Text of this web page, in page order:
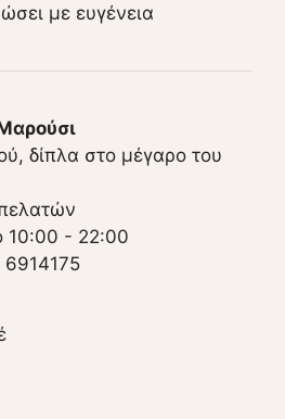
με ευγένεια
δίπλα στο μέγαρο του
10:00 - 22:00
6914175